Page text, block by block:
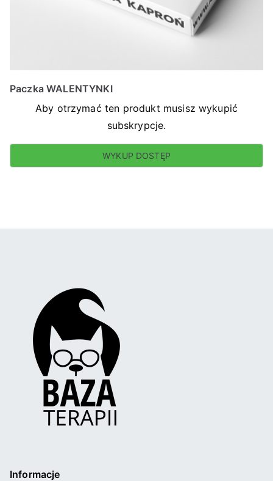
Paczka WALENTYNKI
Aby otrzymać ten produkt musisz wykupić
subskrypcje.
WYKUP DOSTĘP
Informacje